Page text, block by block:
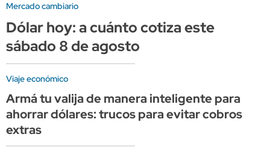
Mercado cambiario
Dólar hoy: a cuánto cotiza este
sábado 8 de agosto
Viaje económico
Armá tu valija de manera inteligente para
ahorrar dólares: trucos para evitar cobros
extras